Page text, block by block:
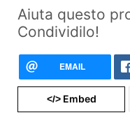
Aiuta questo
Condividilo!
EMAIL
</>Embed